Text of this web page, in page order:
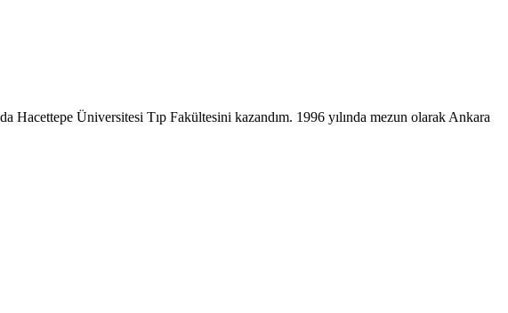
Hacettepe Üniversitesi Tıp Fakültesini kazandım. 1996 yılında mezun olarak Ankara